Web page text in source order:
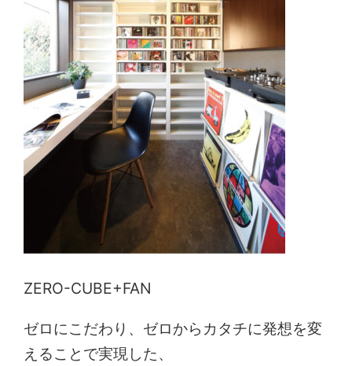
ZERO-CUBE+FAN
ゼロにこだわり、ゼロからカタチに発想を変
えることで実現した、